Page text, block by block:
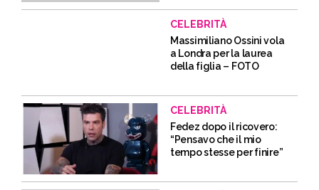
CELEBRITÀ
Massimiliano Ossini vola
a Londra per la laurea
della figlia – FOTO
CELEBRITÀ
Fedez dopo il ricovero:
“Pensavo che il mio
tempo stesse per finire”